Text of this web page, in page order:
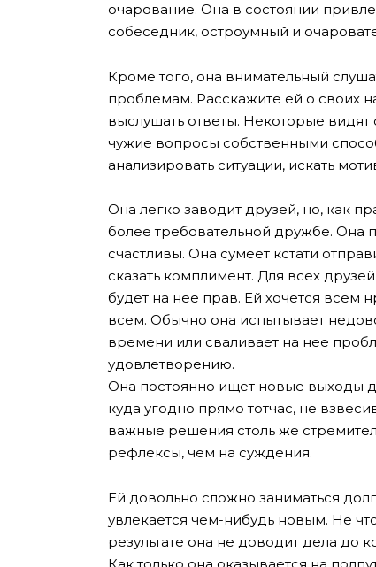
очарование. Она в состоянии
собеседник, остроумный и
Кроме того, она внимательный
проблемам. Расскажите ей о своих
выслушать ответы. Некоторые
чужие вопросы собственными
анализировать ситуации, искать
Она легко заводит друзей, но, как
более требовательной дружбе. Она
счастливы. Она сумеет кстати
сказать комплимент. Для всех
будет на нее прав. Ей хочется всем
всем. Обычно она испытывает
времени или сваливает на нее
удовлетворению.
Она постоянно ищет новые выходы
куда угодно прямо тотчас, не
важные решения столь же
рефлексы, чем на суждения.
Ей довольно сложно заниматься
увлекается чем-нибудь новым. Не
результате она не доводит дела до
Как только она оказывается на